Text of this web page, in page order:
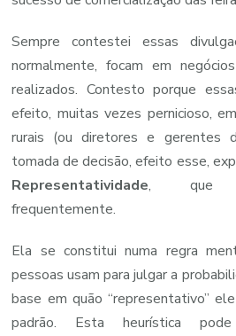
Sempre contestei essas
normalmente, focam em
realizados. Contesto porque
efeito, muitas vezes pernicioso,
rurais (ou diretores e gerentes
tomada de decisão, efeito esse,
Representatividade, que
frequentemente.
Ela se constitui numa regra
pessoas usam para julgar a
base em quão “representativo”
padrão. Esta heurística pode